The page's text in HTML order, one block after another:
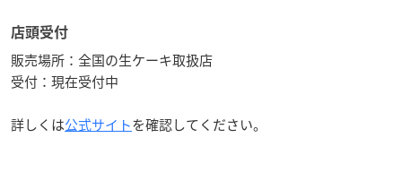
店頭受付
販売場所：全国の生ケーキ取扱店
受付：現在受付中
詳しくは公式サイトを確認してください。